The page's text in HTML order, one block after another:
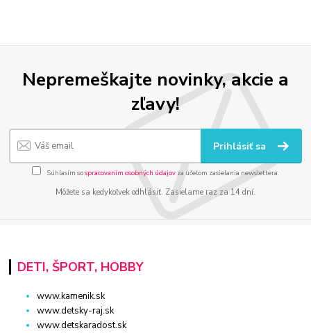
Nepremeškajte novinky, akcie a
zľavy!
Prihlásiť sa
Súhlasím sospracovaním osobných údajov za účelom zasielania newslettera.
Môžete sa kedykoľvek odhlásiť. Zasielame raz za 14 dní.
DETI, ŠPORT, HOBBY
www.kamenik.sk
www.detsky-raj.sk
www.detskaradost.sk